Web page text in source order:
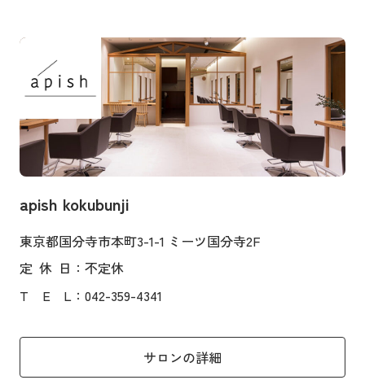
apish kokubunji
東京都国分寺市本町3-1-1 ミーツ国分寺2F
定 休 日 ：不定休
T
E L ：042-359-4341
サロンの詳細